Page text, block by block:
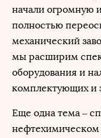
начали огромную
полностью
механический
мы расширим
оборудования и
комплектующих и
Еще одна тема –
нефтехимическом